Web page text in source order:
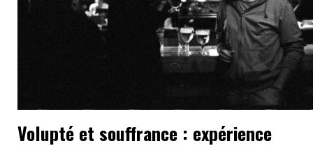
Volupté et souffrance : expérience